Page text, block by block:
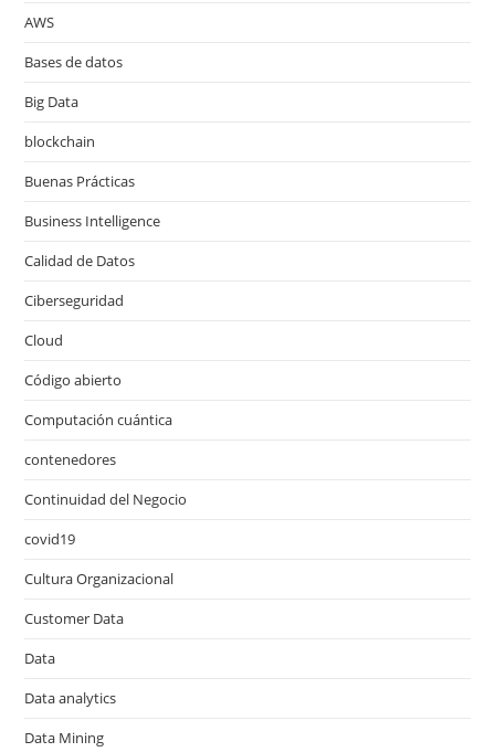
AWS
Bases de datos
Big Data
blockchain
Buenas Prácticas
Business Intelligence
Calidad de Datos
Ciberseguridad
Cloud
Código abierto
Computación cuántica
contenedores
Continuidad del Negocio
covid19
Cultura Organizacional
Customer Data
Data
Data analytics
Data Mining